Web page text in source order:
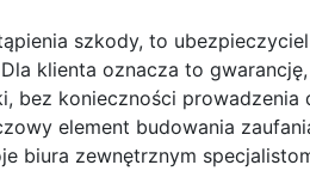
szkody, to
klienta oznacza to
konieczności prowadzenia
element budowania
biura zewnętrznym